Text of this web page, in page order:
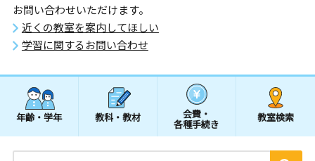
お問い合わせいただけます。
近くの教室を案内してほしい
学習に関するお問い合わせ
年齢・学年 教科・教材 会費・
各種手続き
教室検索